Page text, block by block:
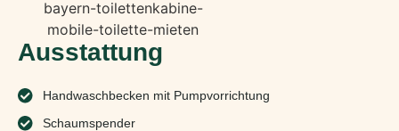
Ausstattung
Handwaschbecken mit Pumpvorrichtung
Schaumspender